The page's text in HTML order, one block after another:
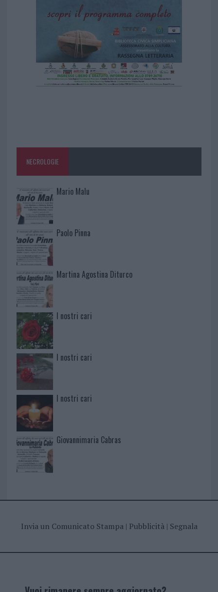
NECROLOGIE
Mario Malu
Paolo Pinna
Martina Agostina Diturco
I nostri cari
I nostri cari
I nostri cari
Giovannimaria Cabras
Invia un Comunicato Stampa| Pubblicità| Segnala